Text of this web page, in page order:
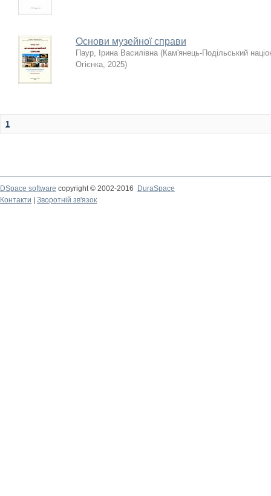
Основи музейної справи
Паур, Ірина Василівна (Кам'янець-Подільський
Огієнка, 2025)
1
DSpace software copyright © 2002-2016
DuraSpace
Контакти
Зворотній зв'язок